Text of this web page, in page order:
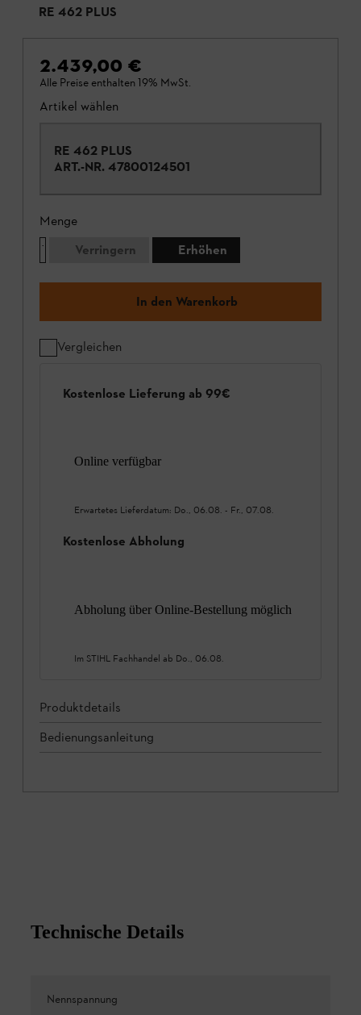
RE 462 PLUS
2.439,00 €
Alle Preise enthalten 19% MwSt.
Artikel wählen
RE 462 PLUS
ART.-NR. 47800124501
Menge
Verringern
Erhöhen
In den Warenkorb
Vergleichen
Kostenlose Lieferung ab 99€
Online verfügbar
Erwartetes Lieferdatum: Do., 06.08. - Fr., 07.08.
Kostenlose Abholung
Abholung über Online-Bestellung möglich
Im STIHL Fachhandel ab Do., 06.08.
Produktdetails
Bedienungsanleitung
Technische Details
Nennspannung